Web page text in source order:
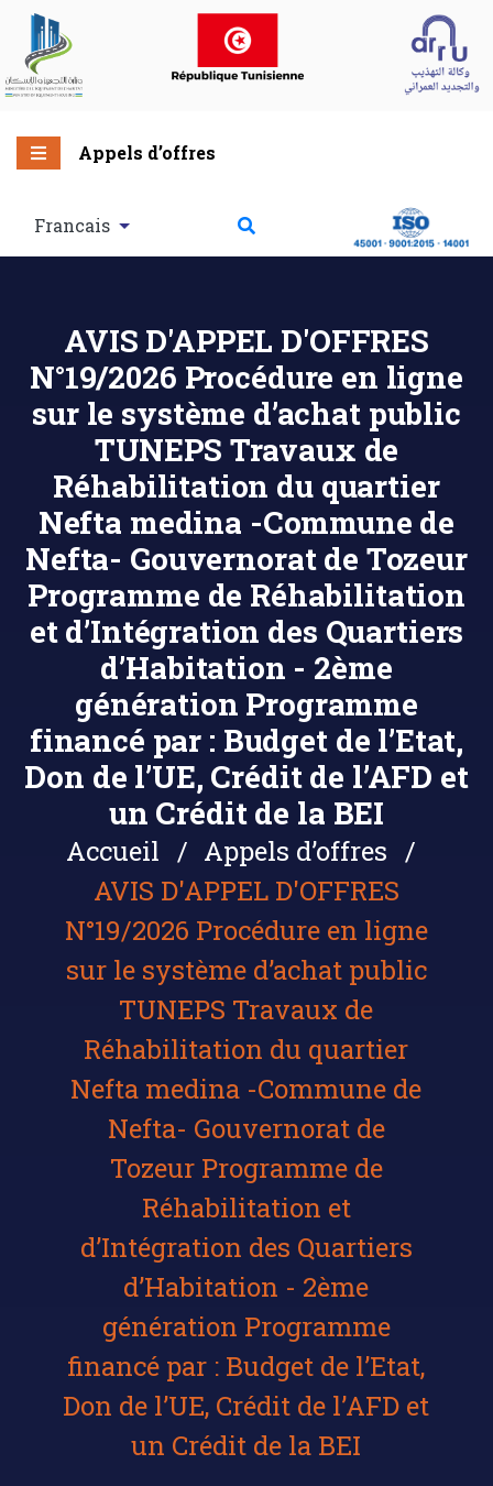
Appels d’offres
Francais
AVIS D'APPEL D'OFFRES
N°19/2026 Procédure en ligne
sur le système d’achat public
TUNEPS Travaux de
Réhabilitation du quartier
Nefta medina -Commune de
Nefta- Gouvernorat de Tozeur
Programme de Réhabilitation
et d’Intégration des Quartiers
d’Habitation - 2ème
génération Programme
financé par : Budget de l’Etat,
Don de l’UE, Crédit de l’AFD et
un Crédit de la BEI
Accueil
Appels d’offres
AVIS D'APPEL D'OFFRES
N°19/2026 Procédure en ligne
sur le système d’achat public
TUNEPS Travaux de
Réhabilitation du quartier
Nefta medina -Commune de
Nefta- Gouvernorat de
Tozeur Programme de
Réhabilitation et
d’Intégration des Quartiers
d’Habitation - 2ème
génération Programme
financé par : Budget de l’Etat,
Don de l’UE, Crédit de l’AFD et
un Crédit de la BEI